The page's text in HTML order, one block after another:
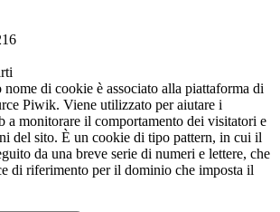
nome di cookie è associato alla piattaforma di
Piwik. Viene utilizzato per aiutare i
a monitorare il comportamento dei visitatori e
del sito. È un cookie di tipo pattern, in cui il
da una breve serie di numeri e lettere, che
di riferimento per il dominio che imposta il